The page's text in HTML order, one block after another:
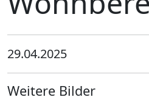
Massing
29.04.2025
Weitere Bilder